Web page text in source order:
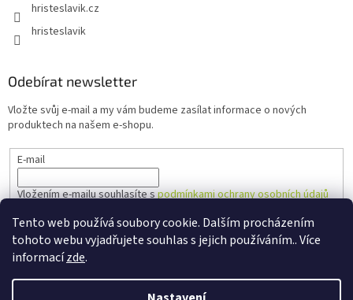
Tento web používá soubory cookie. Dalším procházením
tohoto webu vyjadřujete souhlas s jejich používáním.. Více
informacízde.
hristeslavik.cz
hristeslavik
Odebírat newsletter
Vložte svůj e-mail a my vám budeme zasílat informace o nových
produktech na našem e-shopu.
E-mail
Vložením e-mailu souhlasíte spodmínkami ochrany osobních údajů
PŘIHLÁSIT SE